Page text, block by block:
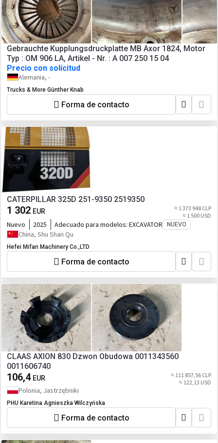
Gebrauchte Kupplungsdruckplatte MB Axor 1824, Motor
Typ : OM 906 LA, Artikel - Nr. : A 007 250 15 04
Precio con solicitud
Alemania, -
Trucks & More Günther Knab
Forma de contacto
CATERPILLAR 325D 251-9350 2519350
1 302 EUR
≈ 1 373 948 CLP
≈ 1 500 USD
Nuevo 2025 Adecuado para modelos: EXCAVATOR NUEVO
China, Shu Shan Qu
Hefei Mifan Machinery Co.,LTD
Forma de contacto
CLAAS AXION 830 Dzwon Obudowa 0011343560
0011606740
106,4 EUR
≈ 111 857,56 CLP
≈ 122,13 USD
Polonia, Jastrzębniki
PHU Karetina Agnieszka Wilczyńska
Forma de contacto